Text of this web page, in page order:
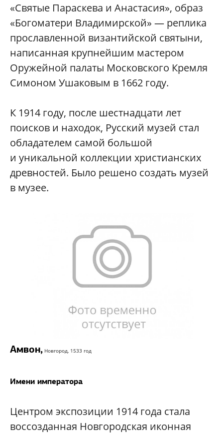
«Святые Параскева и Анастасия», образ
«Богоматери Владимирской» — реплика
прославленной византийской святыни,
написанная крупнейшим мастером
Оружейной палаты Московского Кремля
Симоном Ушаковым в 1662 году.
К 1914 году, после шестнадцати лет
поисков и находок, Русский музей стал
обладателем самой большой
и уникальной коллекции христианских
древностей. Было решено создать музей
в музее.
Амвон, Новгород, 1533 год
Имени императора
Центром экспозиции 1914 года стала
воссозданная Новгородская иконная